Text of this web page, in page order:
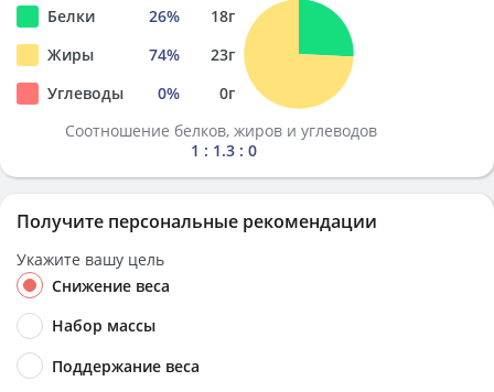
Белки 26% 18г
Жиры
74% 23г
Углеводы
0% 0г
Соотношение белков, жиров и углеводов
1 : 1.3 : 0
Получите персональные рекомендации
Укажите вашу цель
Снижение веса
Набор массы
Поддержание веса